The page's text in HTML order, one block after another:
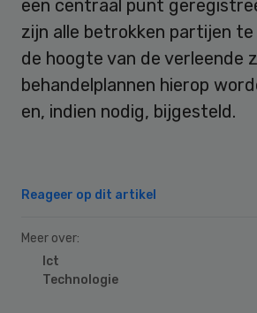
een centraal punt
zijn alle betrokken partijen
de hoogte van de verleende
behandelplannen hierop
en, indien nodig, bijgesteld.
Reageer op dit artikel
Meer over:
Ict
Technologie